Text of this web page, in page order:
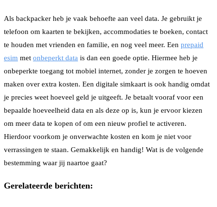
Als backpacker heb je vaak behoefte aan veel data. Je gebruikt je
telefoon om kaarten te bekijken, accommodaties te boeken, contact
te houden met vrienden en familie, en nog veel meer. Een prepaid
esim met onbeperkt data is dan een goede optie. Hiermee heb je
onbeperkte toegang tot mobiel internet, zonder je zorgen te hoeven
maken over extra kosten. Een digitale simkaart is ook handig omdat
je precies weet hoeveel geld je uitgeeft. Je betaalt vooraf voor een
bepaalde hoeveelheid data en als deze op is, kun je ervoor kiezen
om meer data te kopen of om een nieuw profiel te activeren.
Hierdoor voorkom je onverwachte kosten en kom je niet voor
verrassingen te staan. Gemakkelijk en handig! Wat is de volgende
bestemming waar jij naartoe gaat?
Gerelateerde berichten: